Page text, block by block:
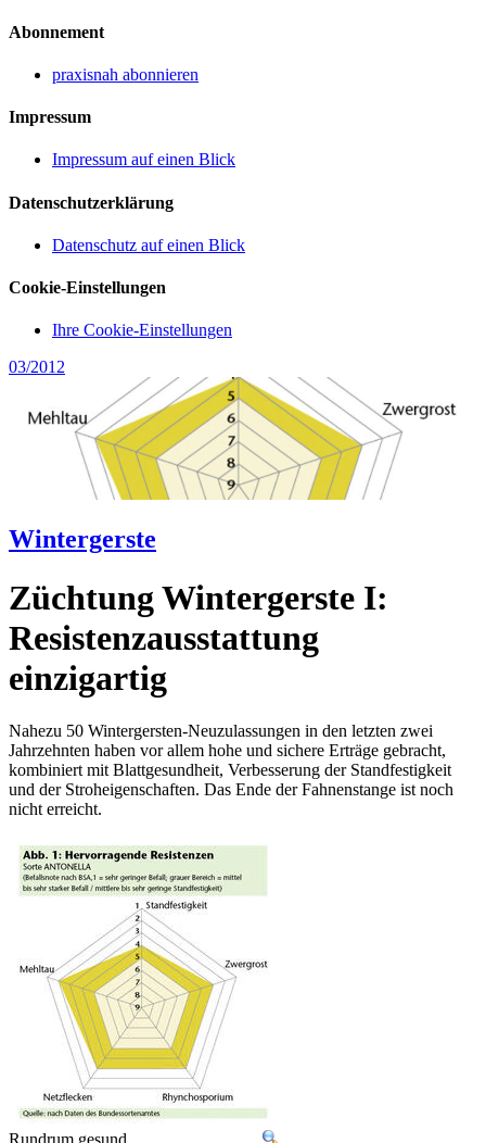
Abonnement
praxisnah abonnieren
Impressum
Impressum auf einen Blick
Datenschutzerklärung
Datenschutz auf einen Blick
Cookie-Einstellungen
Ihre Cookie-Einstellungen
03/2012
Wintergerste
Züchtung Wintergerste I:
Resistenzausstattung
einzigartig
Nahezu 50 Wintergersten-Neuzulassungen in den letzten zwei
Jahrzehnten haben vor allem hohe und sichere Erträge gebracht,
kombiniert mit Blattgesundheit, Verbesserung der Standfestigkeit
und der Stroheigenschaften. Das Ende der Fahnenstange ist noch
nicht erreicht.